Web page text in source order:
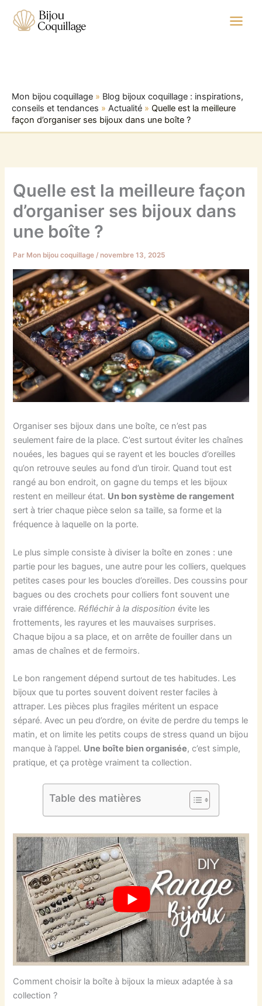
contenu
Mon bijou coquillage » Blog bijoux coquillage : inspirations,
conseils et tendances » Actualité » Quelle est la meilleure
façon d’organiser ses bijoux dans une boîte ?
Quelle est la meilleure façon
d’organiser ses bijoux dans
une boîte ?
Par Mon bijou coquillage/novembre 13, 2025
Organiser ses bijoux dans une boîte, ce n’est pas
seulement faire de la place. C’est surtout éviter les chaînes
nouées, les bagues qui se rayent et les boucles d’oreilles
qu’on retrouve seules au fond d’un tiroir. Quand tout est
rangé au bon endroit, on gagne du temps et les bijoux
restent en meilleur état. Un bon système de rangement
sert à trier chaque pièce selon sa taille, sa forme et la
fréquence à laquelle on la porte.
Le plus simple consiste à diviser la boîte en zones : une
partie pour les bagues, une autre pour les colliers, quelques
petites cases pour les boucles d’oreilles. Des coussins pour
bagues ou des crochets pour colliers font souvent une
vraie différence.Réfléchir à la disposition évite les
frottements, les rayures et les mauvaises surprises.
Chaque bijou a sa place, et on arrête de fouiller dans un
amas de chaînes et de fermoirs.
Le bon rangement dépend surtout de tes habitudes. Les
bijoux que tu portes souvent doivent rester faciles à
attraper. Les pièces plus fragiles méritent un espace
séparé. Avec un peu d’ordre, on évite de perdre du temps le
matin, et on limite les petits coups de stress quand un bijou
manque à l’appel. Une boîte bien organisée, c’est simple,
pratique, et ça protège vraiment ta collection.
Table des matières
Comment choisir la boîte à bijoux la mieux adaptée à sa
collection ?